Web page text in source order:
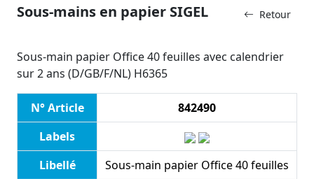
Retour
Sous-mains en papier SIGEL
Sous-main papier Office 40 feuilles avec calendrier
sur 2 ans (D/GB/F/NL) H6365
N° Article
842490
Labels
Libellé
Sous-main papier Office 40 feuilles